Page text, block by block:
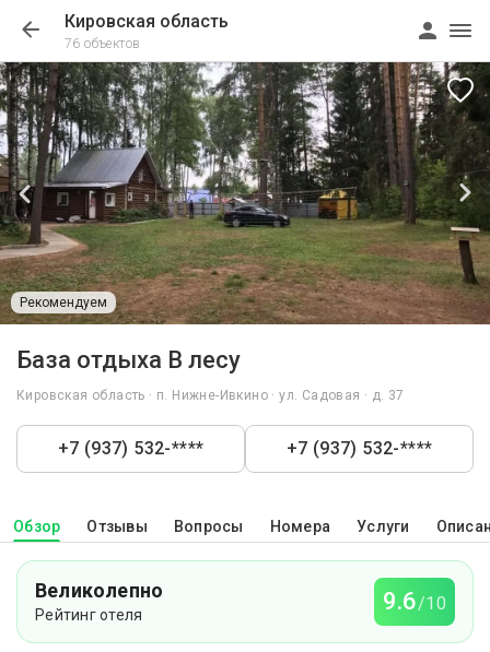
Кировская область
76 объектов
Рекомендуем
База отдыха В лесу
Кировская область · п. Нижне-Ивкино · ул. Садовая · д. 37
+7 (937) 532-**** +7 (937) 532-****
Обзор Отзывы Вопросы Номера Услуги
Великолепно
Рейтинг отеля 9.6/10